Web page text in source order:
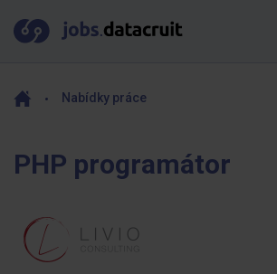
Nabídky práce
PHP programátor